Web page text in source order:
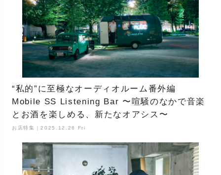
“私的”に至極なオーディオルーム番外編
Mobile SS Listening Bar 〜喧騒のなかで音楽
とお酒を楽しめる、新たなオアシス〜
お店特集｜2025.12.26 Fri